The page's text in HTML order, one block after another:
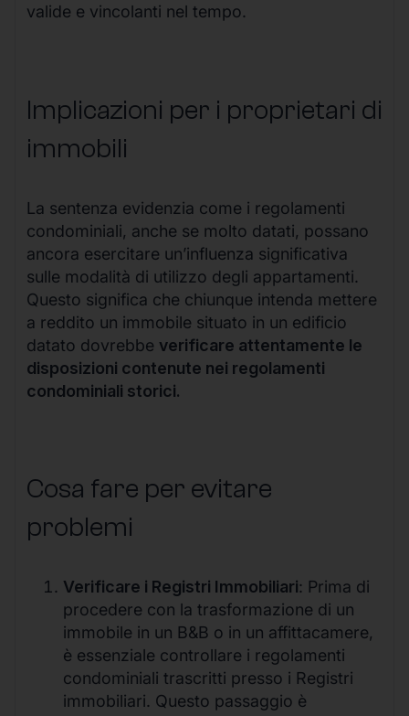
valide e vincolanti nel tempo.
Implicazioni per i proprietari di
immobili
La sentenza evidenzia come i regolamenti
condominiali, anche se molto datati, possano
ancora esercitare un’influenza significativa
sulle modalità di utilizzo degli appartamenti.
Questo significa che chiunque intenda mettere
a reddito un immobile situato in un edificio
datato dovrebbe verificare attentamente le
disposizioni contenute nei regolamenti
condominiali storici.
Cosa fare per evitare
problemi
Verificare i Registri Immobiliari: Prima di
procedere con la trasformazione di un
immobile in un B&B o in un affittacamere,
è essenziale controllare i regolamenti
condominiali trascritti presso i Registri
immobiliari. Questo passaggio è